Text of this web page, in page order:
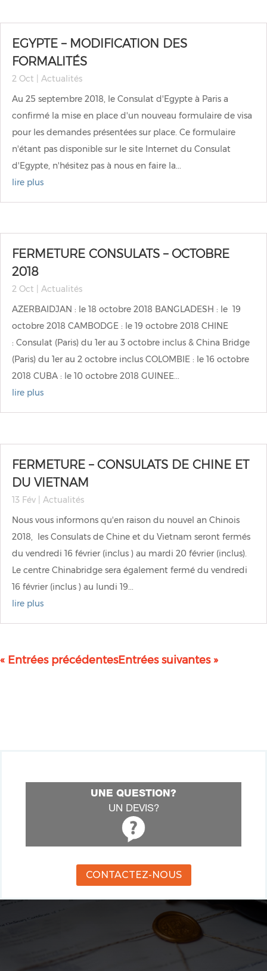
EGYPTE – MODIFICATION DES
FORMALITÉS
2 Oct
Actualités
Au 25 septembre 2018, le Consulat d'Egypte à Paris a
confirmé la mise en place d'un nouveau formulaire de visa
pour les demandes présentées sur place. Ce formulaire
n'étant pas disponible sur le site Internet du Consulat
d'Egypte, n'hésitez pas à nous en faire la...
lire plus
FERMETURE CONSULATS – OCTOBRE
2018
2 Oct
Actualités
AZERBAIDJAN : le 18 octobre 2018 BANGLADESH : le 19
octobre 2018 CAMBODGE : le 19 octobre 2018 CHINE
: Consulat (Paris) du 1er au 3 octobre inclus & China Bridge
(Paris) du 1er au 2 octobre inclus COLOMBIE : le 16 octobre
2018 CUBA : le 10 octobre 2018 GUINEE...
lire plus
FERMETURE – CONSULATS DE CHINE ET
DU VIETNAM
13 Fév
Actualités
Nous vous informons qu'en raison du nouvel an Chinois
2018, les Consulats de Chine et du Vietnam seront fermés
du vendredi 16 février (inclus ) au mardi 20 février (inclus).
Le centre Chinabridge sera également fermé du vendredi
16 février (inclus ) au lundi 19...
lire plus
« Entrées précédentesEntrées suivantes »
UNE QUESTION?
UN DEVIS?
CONTACTEZ-NOUS